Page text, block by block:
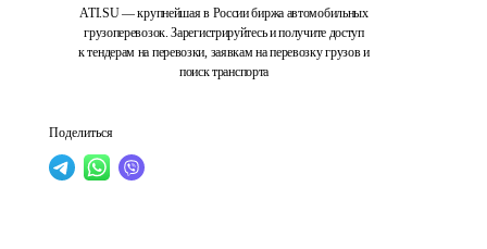
ATI.SU — крупнейшая в России биржа автомобильных
грузоперевозок. Зарегистрируйтесь и получите доступ
к тендерам на перевозки, заявкам на перевозку грузов и
поиск транспорта
Поделиться